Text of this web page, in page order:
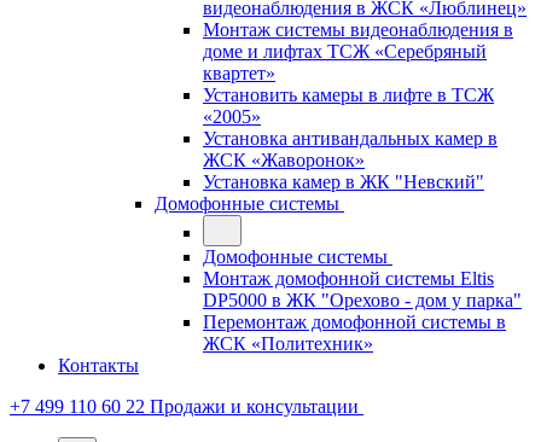
видеонаблюдения в ЖСК «Люблинец»
Монтаж системы видеонаблюдения в
доме и лифтах ТСЖ «Серебряный
квартет»
Установить камеры в лифте в ТСЖ
«2005»
Установка антивандальных камер в
ЖСК «Жаворонок»
Установка камер в ЖК "Невский"
Домофонные системы
Домофонные системы
Монтаж домофонной системы Eltis
DP5000 в ЖК "Орехово - дом у парка"
Перемонтаж домофонной системы в
ЖСК «Политехник»
Контакты
+7 499 110 60 22 Продажи и консультации